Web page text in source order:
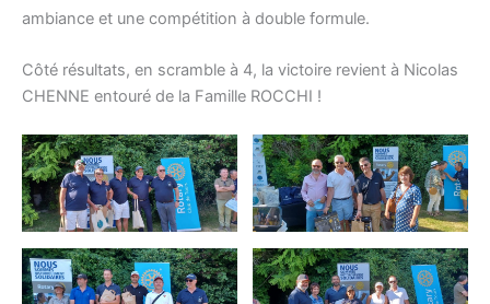
ambiance et une compétition à double formule.
Côté résultats, en scramble à 4, la victoire revient à Nicolas
CHENNE entouré de la Famille ROCCHI !